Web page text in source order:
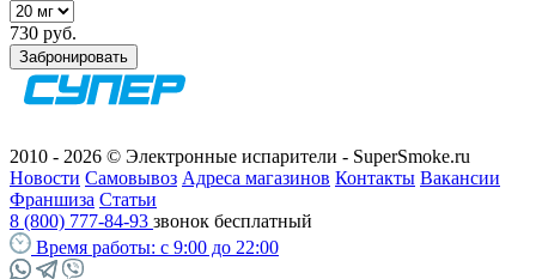
730 руб.
Забронировать
2010 - 2026 © Электронные испарители - SuperSmoke.ru
Новости Самовывоз Адреса магазинов Контакты Вакансии
Франшиза Статьи
8 (800) 777-84-93 звонок бесплатный
Время работы: с 9:00 до 22:00